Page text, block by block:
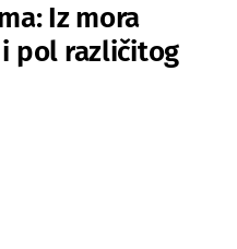
Iz mora
pol različitog